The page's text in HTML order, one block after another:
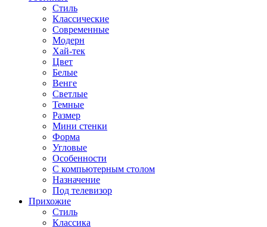
Стиль
Классические
Современные
Модерн
Хай-тек
Цвет
Белые
Венге
Светлые
Темные
Размер
Мини стенки
Форма
Угловые
Особенности
С компьютерным столом
Назначение
Под телевизор
Прихожие
Стиль
Классика